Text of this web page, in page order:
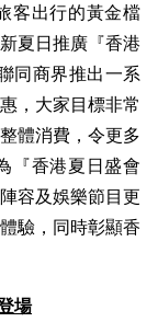
客出行的黃金檔
夏日推廣『香港
同商界推出一系
，大家目標非常
體消費，令更多
『香港夏日盛會
容及娛樂節目更
驗，同時彰顯香
場